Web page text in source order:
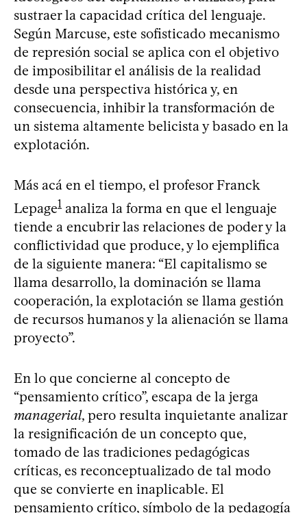
sustraer la capacidad crítica del lenguaje.
Según Marcuse, este sofisticado mecanismo
de represión social se aplica con el objetivo
de imposibilitar el análisis de la realidad
desde una perspectiva histórica y, en
consecuencia, inhibir la transformación de
un sistema altamente belicista y basado en la
explotación.
Más acá en el tiempo, el profesor Franck
Lepage1 analiza la forma en que el lenguaje
tiende a encubrir las relaciones de poder y la
conflictividad que produce, y lo ejemplifica
de la siguiente manera: “El capitalismo se
llama desarrollo, la dominación se llama
cooperación, la explotación se llama gestión
de recursos humanos y la alienación se llama
proyecto”.
En lo que concierne al concepto de
“pensamiento crítico”, escapa de la jerga
managerial, pero resulta inquietante analizar
la resignificación de un concepto que,
tomado de las tradiciones pedagógicas
críticas, es reconceptualizado de tal modo
que se convierte en inaplicable. El
pensamiento crítico, símbolo de la pedagogía